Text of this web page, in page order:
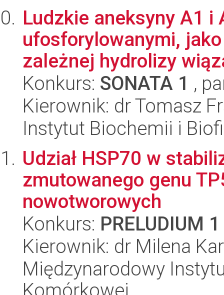
Ludzkie aneksyny A1 i
ufosforylowanymi,
zależnej hydrolizy
Konkurs: SONATA 1 ,
Kierownik: dr Tomasz
Instytut Biochemii i
Udział HSP70 w
zmutowanego genu
nowotworowych
Konkurs: PRELUDIUM 1
Kierownik: dr Milena
Międzynarodowy
Komórkowej